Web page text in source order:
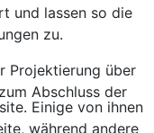
und lassen so die
zu.
Projektierung über
Abschluss der
Einige von ihnen
während andere